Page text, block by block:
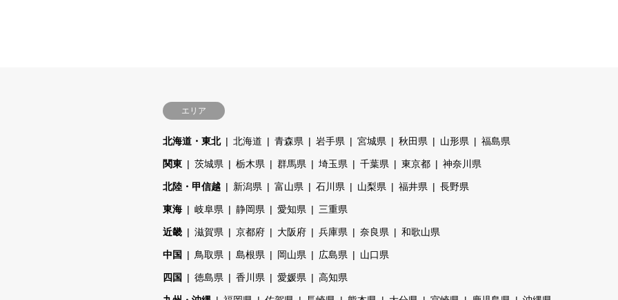
エリア
北海道・東北 北海道 青森県 岩手県 宮城県 秋田県 山形県 福島県
関東 茨城県 栃木県 群馬県 埼玉県 千葉県 東京都 神奈川県
北陸・甲信越 新潟県 富山県 石川県 山梨県 福井県 長野県
東海 岐阜県 静岡県 愛知県 三重県
近畿 滋賀県 京都府 大阪府 兵庫県 奈良県 和歌山県
中国 鳥取県 島根県 岡山県 広島県 山口県
四国 徳島県 香川県 愛媛県 高知県